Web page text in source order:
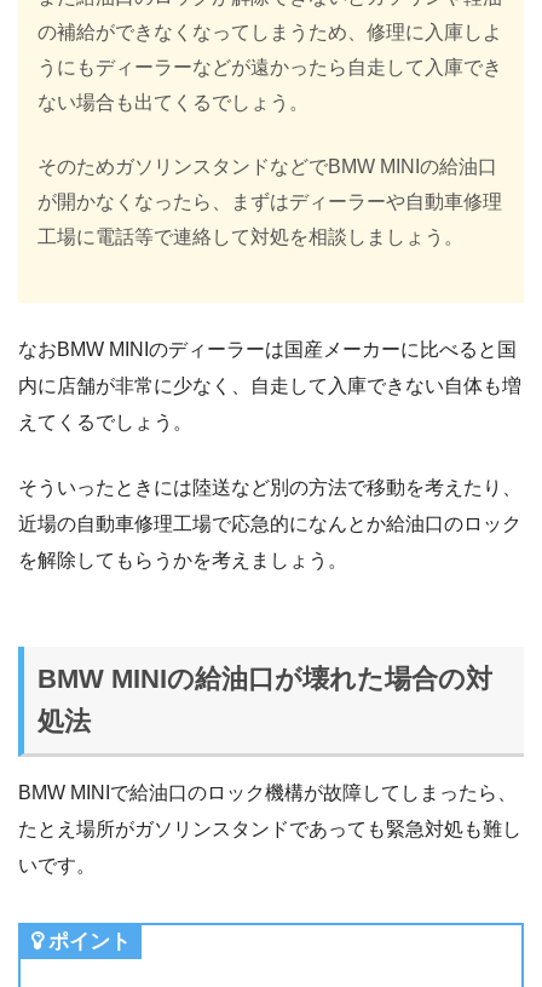
の補給ができなくなってしまうため、修理に入庫しよ
うにもディーラーなどが遠かったら自走して入庫でき
ない場合も出てくるでしょう。
そのためガソリンスタンドなどでBMW MINIの給油口
が開かなくなったら、まずはディーラーや自動車修理
工場に電話等で連絡して対処を相談しましょう。
なおBMW MINIのディーラーは国産メーカーに比べると国
内に店舗が非常に少なく、自走して入庫できない自体も増
えてくるでしょう。
そういったときには陸送など別の方法で移動を考えたり、
近場の自動車修理工場で応急的になんとか給油口のロック
を解除してもらうかを考えましょう。
BMW MINIの給油口が壊れた場合の対
処法
BMW MINIで給油口のロック機構が故障してしまったら、
たとえ場所がガソリンスタンドであっても緊急対処も難し
いです。
ポイント